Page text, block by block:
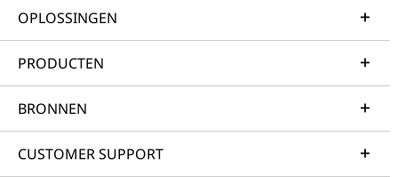
OPLOSSINGEN
PRODUCTEN
BRONNEN
CUSTOMER SUPPORT